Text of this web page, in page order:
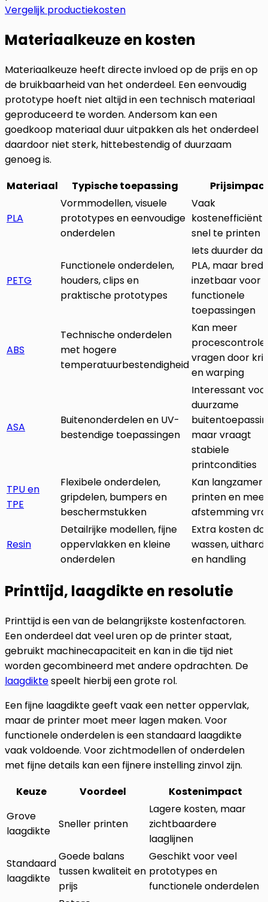
Vergelijk productiekosten
Materiaalkeuze en kosten
Materiaalkeuze heeft directe invloed op de prijs en op
de bruikbaarheid van het onderdeel. Een eenvoudig
prototype hoeft niet altijd in een technisch materiaal
geproduceerd te worden. Andersom kan een
goedkoop materiaal duur uitpakken als het onderdeel
daardoor niet sterk, hittebestendig of duurzaam
genoeg is.
Materiaal
Typische toepassing
PLA
Vormmodellen, visuele
prototypes en eenvoudige
onderdelen
Vaak
kostenefficiënt
snel te printen
PETG
Functionele onderdelen,
houders, clips en
praktische prototypes
Iets duurder dan
PLA, maar
inzetbaar voor
functionele
toepassingen
ABS
Technische onderdelen
met hogere
temperatuurbestendigheid
Kan meer
procescontrole
vragen door
en warping
ASA
Buitenonderdelen en UV-
bestendige toepassingen
Interessant
duurzame
maar vraagt
stabiele
printcondities
TPU en
TPE
Flexibele onderdelen,
gripdelen, bumpers en
beschermstukken
Kan langzamer
printen en meer
afstemming
Resin
Detailrijke modellen, fijne
oppervlakken en kleine
onderdelen
Extra kosten
wassen,
en handling
Printtijd, laagdikte en resolutie
Printtijd is een van de belangrijkste kostenfactoren.
Een onderdeel dat veel uren op de printer staat,
gebruikt machinecapaciteit en kan in die tijd niet
worden gecombineerd met andere opdrachten. De
laagdiktespeelt hierbij een grote rol.
Een fijne laagdikte geeft vaak een netter oppervlak,
maar de printer moet meer lagen maken. Voor
functionele onderdelen is een standaard laagdikte
vaak voldoende. Voor zichtmodellen of onderdelen
met fijne details kan een fijnere instelling zinvol zijn.
Keuze
Voordeel
Kostenimpact
Grove
laagdikte
Sneller printen
Lagere kosten, maar
zichtbaardere
laaglijnen
Standaard
laagdikte
Goede balans
tussen kwaliteit en
prijs
Geschikt voor veel
prototypes en
functionele onderdelen